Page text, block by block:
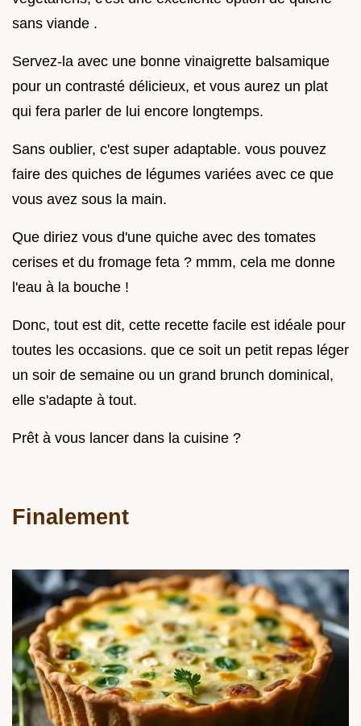
sans viande .
Servez-la avec une bonne vinaigrette balsamique
pour un contrasté délicieux, et vous aurez un plat
qui fera parler de lui encore longtemps.
Sans oublier, c'est super adaptable. vous pouvez
faire des quiches de légumes variées avec ce que
vous avez sous la main.
Que diriez vous d'une quiche avec des tomates
cerises et du fromage feta ? mmm, cela me donne
l'eau à la bouche !
Donc, tout est dit, cette recette facile est idéale pour
toutes les occasions. que ce soit un petit repas léger
un soir de semaine ou un grand brunch dominical,
elle s'adapte à tout.
Prêt à vous lancer dans la cuisine ?
Finalement